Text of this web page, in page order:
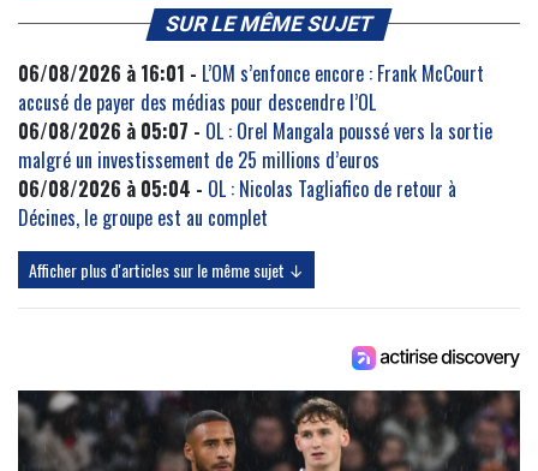
SUR LE MÊME SUJET
06/08/2026 à 16:01 - L’OM s’enfonce encore : Frank McCourt
accusé de payer des médias pour descendre l’OL
06/08/2026 à 05:07 - OL : Orel Mangala poussé vers la sortie
malgré un investissement de 25 millions d’euros
06/08/2026 à 05:04 - OL : Nicolas Tagliafico de retour à
Décines, le groupe est au complet
Afficher plus d'articles sur le même sujet ↓